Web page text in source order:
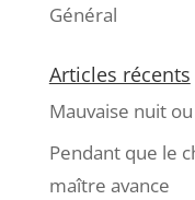
Général
Articles récents
Mauvaise nuit
Pendant que le
maître avance